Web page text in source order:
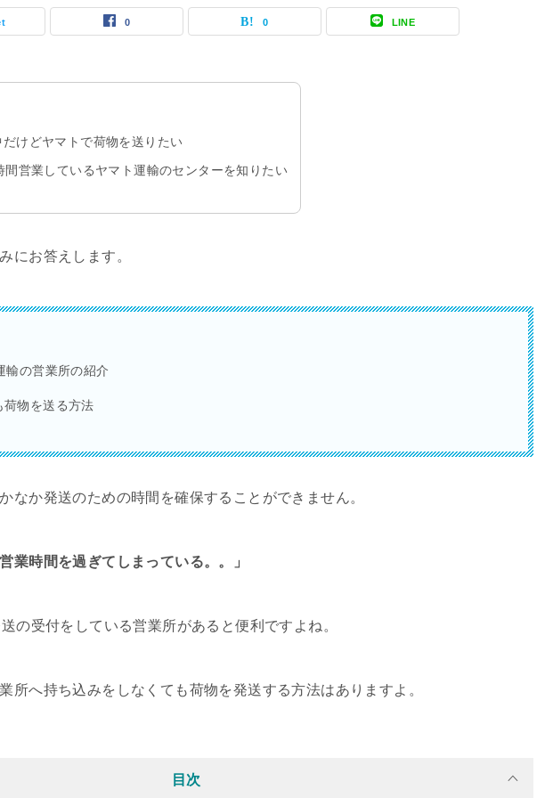
0 0 LINE
だけどヤマトで荷物を送りたい
間営業しているヤマト運輸のセンターを知りたい
にお答えします。
輸の営業所の紹介
物を送る方法
なか発送のための時間を確保することができません。
業時間を過ぎてしまっている。。」
の受付をしている営業所があると便利ですよね。
所へ持ち込みをしなくても荷物を発送する方法はありますよ。
目次